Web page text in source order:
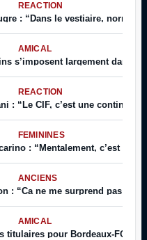
RÉACTION
: “Dans le vestiaire,
AMICAL
s’imposent largement dans
RÉACTION
: “Le CIF, c’est une
FÉMININES
: “Mentalement, c’est sûr
ANCIENS
: “Ca ne me surprend pas
AMICAL
titulaires pour Bordeaux-FC